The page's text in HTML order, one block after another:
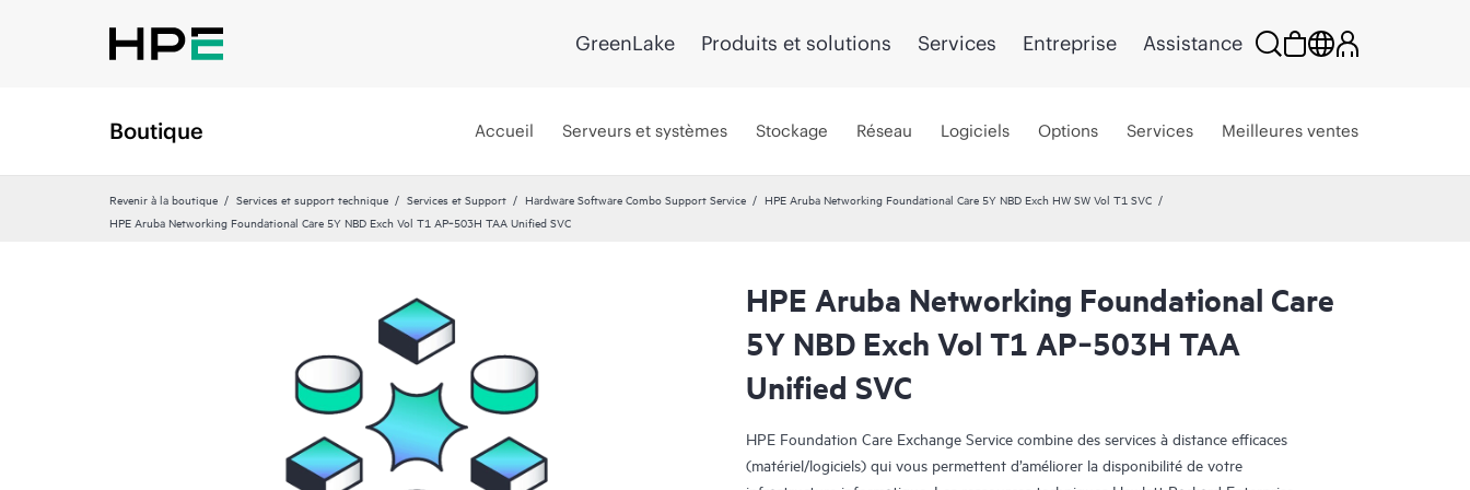
GreenLake Produits et solutions Services Entreprise Assistance
Boutique Accueil Serveurs et systèmes Stockage Réseau Logiciels Options Services Meilleures ventes
Revenir à la boutique Services et support technique Services et Support Hardware Software Combo Support Service
HPE Aruba Networking Foundational Care 5Y NBD Exch HW SW Vol T1 SVC
HPE Aruba Networking Foundational Care 5Y NBD Exch Vol T1 AP‑503H TAA Unified SVC
HPE Aruba Networking Foundational Care
5Y NBD Exch Vol T1 AP‑503H TAA
Unified SVC
HPE Foundation Care Exchange Service combine des services à distance efficaces
(matériel/logiciels) qui vous permettent d’améliorer la disponibilité de votre